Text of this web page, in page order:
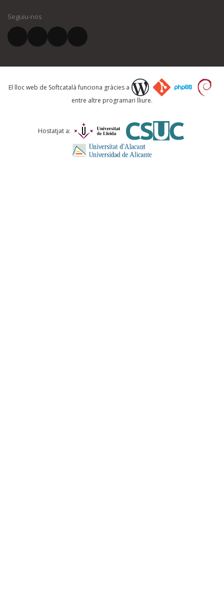
El vostre correu electrònic *
Què proposeu?
Comentari *
Seguiu-nos
El lloc web de Softcatalà funciona gràcies a
entre altre programari lliure.
Hostatjat a: